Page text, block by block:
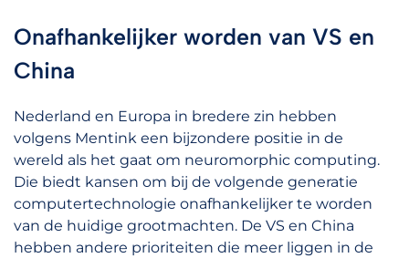
Onafhankelijker worden van VS en
China
Nederland en Europa in bredere zin hebben
volgens Mentink een bijzondere positie in de
wereld als het gaat om neuromorphic computing.
Die biedt kansen om bij de volgende generatie
computertechnologie onafhankelijker te worden
van de huidige grootmachten. De VS en China
hebben andere prioriteiten die meer liggen in de